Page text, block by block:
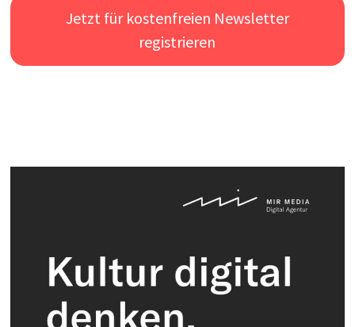
Jetzt für kostenfreien Newsletter
registrieren